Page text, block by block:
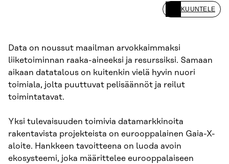
KUUNTELE
Data on noussut maailman arvokkaimmaksi
liiketoiminnan raaka-aineeksi ja resurssiksi. Samaan
aikaan datatalous on kuitenkin vielä hyvin nuori
toimiala, jolta puuttuvat pelisäännöt ja reilut
toimintatavat.
Yksi tulevaisuuden toimivia datamarkkinoita
rakentavista projekteista on eurooppalainen Gaia-X-
aloite. Hankkeen tavoitteena on luoda avoin
ekosysteemi, joka määrittelee eurooppalaiseen